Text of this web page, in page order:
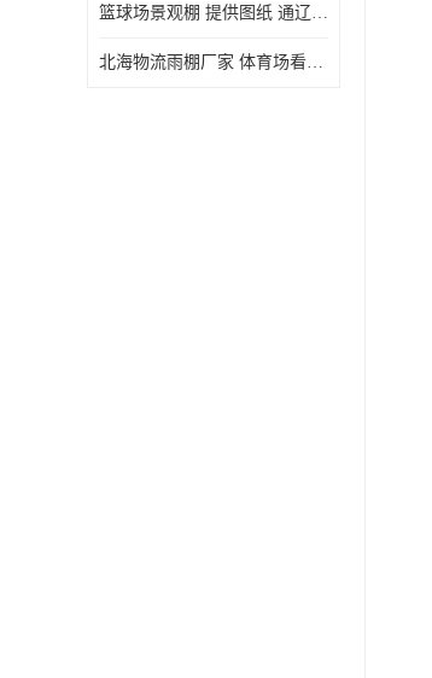
篮球场景观棚 提供图纸 通辽膜结构厂家
北海物流雨棚厂家 体育场看台雨棚 价格优惠